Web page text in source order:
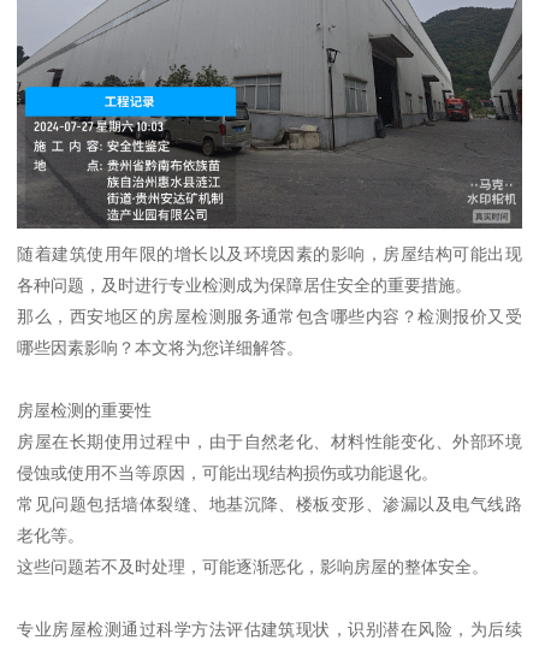
随着建筑使用年限的增长以及环境因素的影响，房屋结构可能出现
各种问题，及时进行专业检测成为保障居住安全的重要措施。
那么，西安地区的房屋检测服务通常包含哪些内容？检测报价又受
哪些因素影响？本文将为您详细解答。
房屋检测的重要性
房屋在长期使用过程中，由于自然老化、材料性能变化、外部环境
侵蚀或使用不当等原因，可能出现结构损伤或功能退化。
常见问题包括墙体裂缝、地基沉降、楼板变形、渗漏以及电气线路
老化等。
这些问题若不及时处理，可能逐渐恶化，影响房屋的整体安全。
专业房屋检测通过科学方法评估建筑现状，识别潜在风险，为后续